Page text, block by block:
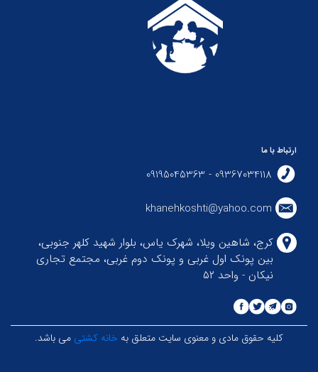
ارتباط با ما
09367034118 - 09195045363
khanehkoshti@yahoo.com
کرج، شاهین ویلا، شهرک یاس، بلوار شهید کلهر جنوبی،
بین پونک اول غربی و پونک دوم غربی، مجتمع تجاری
نیکان - واحد ۵۲
کلیه حقوق مادی و معنوی سایت متعلق به خانه کشتی می باشد.